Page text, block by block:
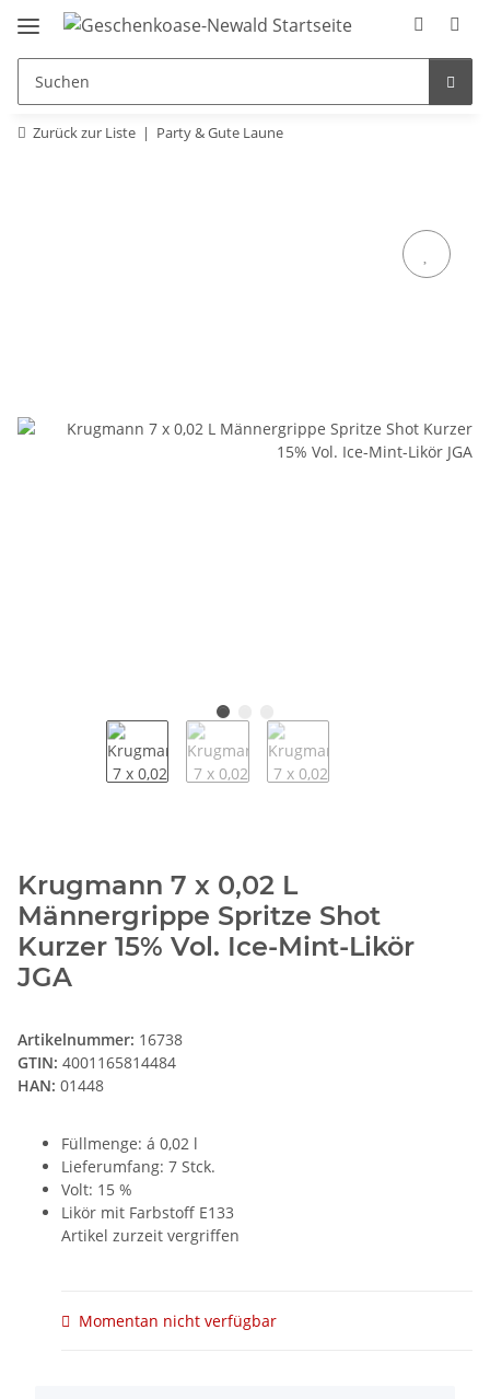
Zurück zur Liste Party & Gute Laune
Krugmann 7 x 0,02 L
Männergrippe Spritze Shot
Kurzer 15% Vol. Ice-Mint-Likör
JGA
Artikelnummer: 16738
GTIN: 4001165814484
HAN: 01448
Füllmenge: á 0,02 l
Lieferumfang: 7 Stck.
Volt: 15 %
Likör mit Farbstoff E133
Artikel zurzeit vergriffen
Momentan nicht verfügbar